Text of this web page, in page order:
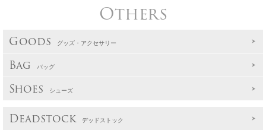
Others
Goods グッズ・アクセサリー
Bag バッグ
Shoes シューズ
Deadstock デッドストック